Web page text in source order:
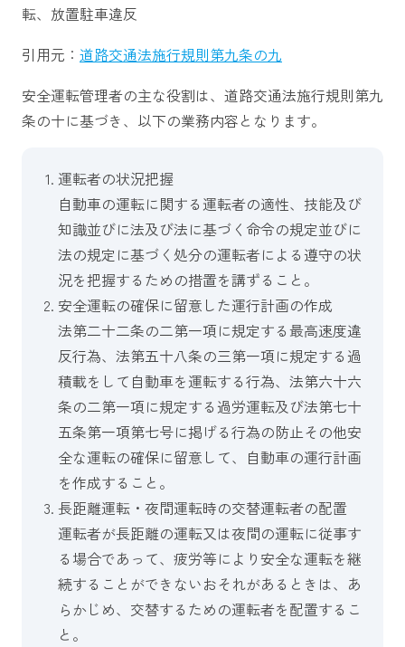
転、放置駐車違反
引用元： 道路交通法施行規則第九条の九
安全運転管理者の主な役割は、道路交通法施行規則第九
条の十に基づき、以下の業務内容となります。
運転者の状況把握
自動車の運転に関する運転者の適性、技能及び
知識並びに法及び法に基づく命令の規定並びに
法の規定に基づく処分の運転者による遵守の状
況を把握するための措置を講ずること。
安全運転の確保に留意した運行計画の作成
法第二十二条の二第一項に規定する最高速度違
反行為、法第五十八条の三第一項に規定する過
積載をして自動車を運転する行為、法第六十六
条の二第一項に規定する過労運転及び法第七十
五条第一項第七号に掲げる行為の防止その他安
全な運転の確保に留意して、自動車の運行計画
を作成すること。
長距離運転・夜間運転時の交替運転者の配置
運転者が長距離の運転又は夜間の運転に従事す
る場合であって、疲労等により安全な運転を継
続することができないおそれがあるときは、あ
らかじめ、交替するための運転者を配置するこ
と。